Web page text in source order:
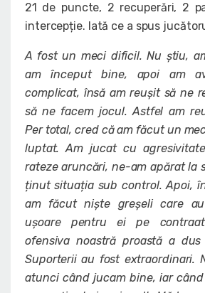
21 de puncte, 2 recuperări, 2
intercepție. Iată ce a spus
A fost un meci dificil. Nu știu,
am început bine, apoi am
complicat, însă am reușit să ne
să ne facem jocul. Astfel am
Per total, cred că am făcut un
luptat. Am jucat cu
rateze aruncări, ne-am apărat la
ținut situația sub control. Apoi,
am făcut niște greșeli care
ușoare pentru ei pe
ofensiva noastră proastă a
Suporterii au fost extraordinari.
atunci când jucam bine, iar